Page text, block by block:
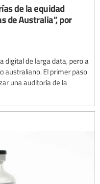
de la equidad
de Australia”, por
digital de larga data, pero a
australiano. El primer paso
una auditoría de la